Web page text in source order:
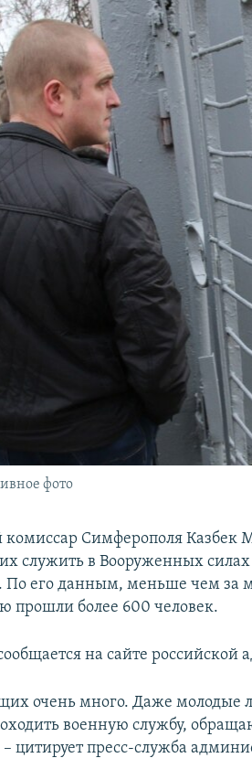
фото
Симферополя Казбек
служить в Вооруженных силах
По его данным, меньше чем за
прошли более 600 человек.
на сайте
очень много. Даже молодые
военную службу,
цитирует пресс-служба